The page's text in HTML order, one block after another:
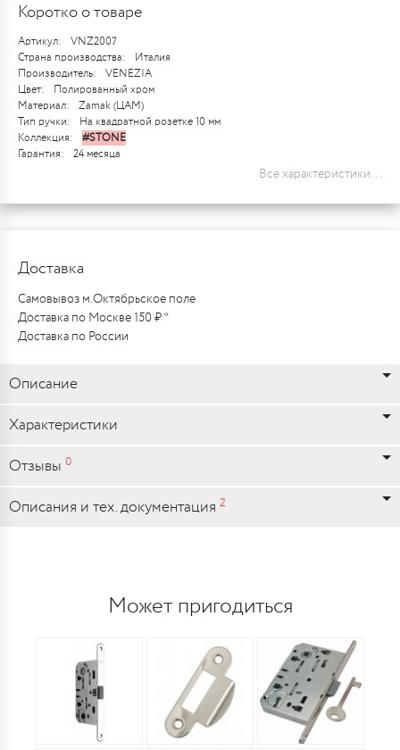
Коротко о товаре
Артикул:
VNZ2007
Страна производства:
Италия
Производитель:
VENEZIA
Цвет:
Полированный хром
Материал:
Zamak (ЦАМ)
Тип ручки:
На квадратной розетке 10 мм
Коллекция:
#STONE
Гарантия:
24 месяца
Все характеристики...
Доставка
Самовывоз м.Октябрьское поле
Доставка по Москве 150 ₽ *
Доставка по России
Описание
Характеристики
Отзывы 0
Описания и тех. документация 2
Может пригодиться